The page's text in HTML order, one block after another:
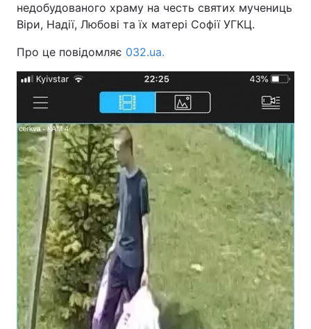
недобудованого храму на честь святих мучениць
Віри, Надії, Любові та їх матері Софії УГКЦ.
Про це повідомляє 032.ua.